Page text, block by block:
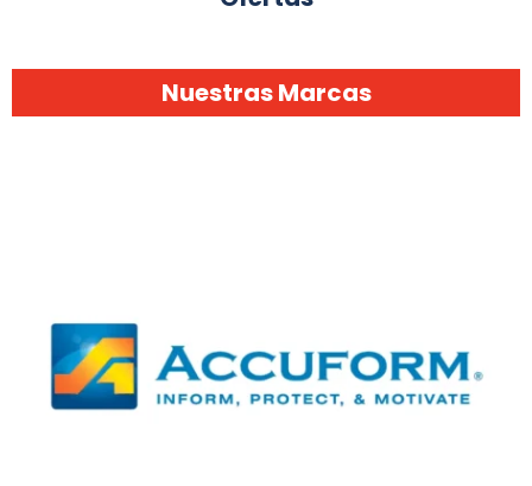
Nuestras Marcas